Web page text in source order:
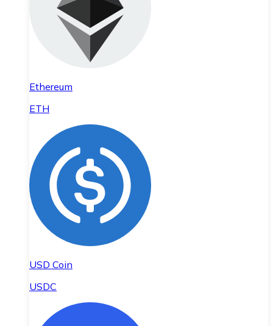
Ethereum
ETH
USD Coin
USDC